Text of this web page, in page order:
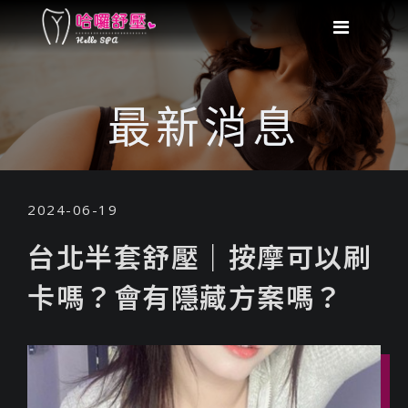
最新消息
2024-06-19
台北半套舒壓｜按摩可以刷
卡嗎？會有隱藏方案嗎？